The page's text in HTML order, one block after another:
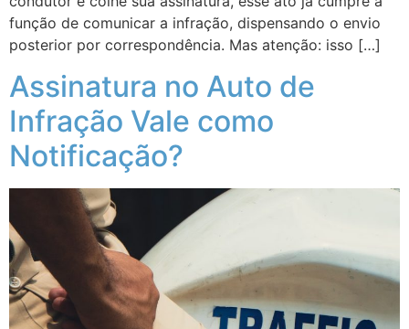
função de comunicar a infração, dispensando o envio
posterior por correspondência. Mas atenção: isso […]
Assinatura no Auto de
Infração Vale como
Notificação?